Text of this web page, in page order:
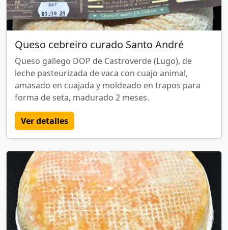
Queso cebreiro curado Santo André
Queso gallego DOP de Castroverde (Lugo), de
leche pasteurizada de vaca con cuajo animal,
amasado en cuajada y moldeado en trapos para
forma de seta, madurado 2 meses.
Ver detalles